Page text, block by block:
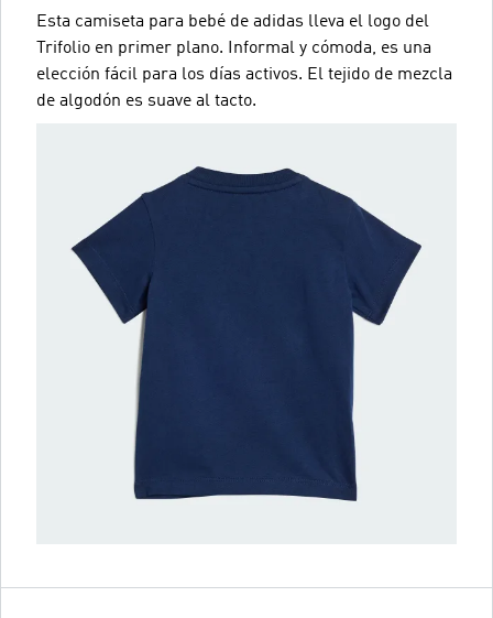
Esta camiseta para bebé de adidas lleva el logo del
Trifolio en primer plano. Informal y cómoda, es una
elección fácil para los días activos. El tejido de mezcla
de algodón es suave al tacto.